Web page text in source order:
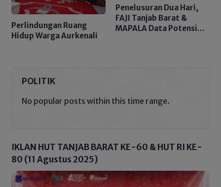
Perlindungan Ruang
Hidup Warga Aurkenali
Penelusuran Dua Hari,
FAJI Tanjab Barat &
MAPALA Data Potensi
POLITIK
No popular posts within this time range.
IKLAN HUT TANJAB BARAT KE-60 & HUT RI KE-
80 (11 Agustus 2025)